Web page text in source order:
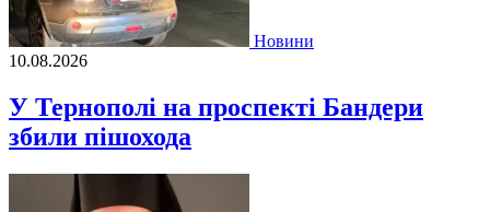
Новини
10.08.2026
У Тернополі на проспекті Бандери
збили пішохода